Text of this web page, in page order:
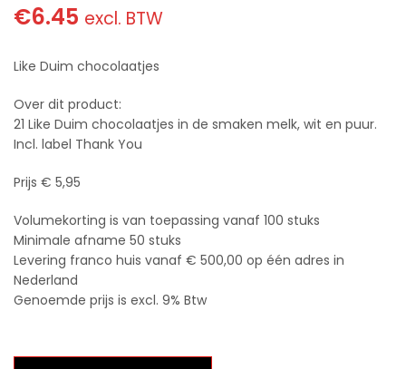
€6.45 excl. BTW
Like Duim chocolaatjes
Over dit product:
21 Like Duim chocolaatjes in de smaken melk, wit en puur.
Incl. label Thank You
Prijs € 5,95
Volumekorting is van toepassing vanaf 100 stuks
Minimale afname 50 stuks
Levering franco huis vanaf € 500,00 op één adres in
Nederland
Genoemde prijs is excl. 9% Btw